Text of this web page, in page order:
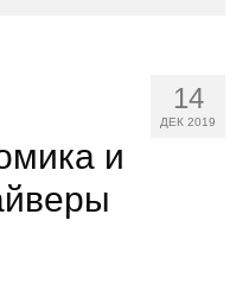
14
ДЕК 2019
и